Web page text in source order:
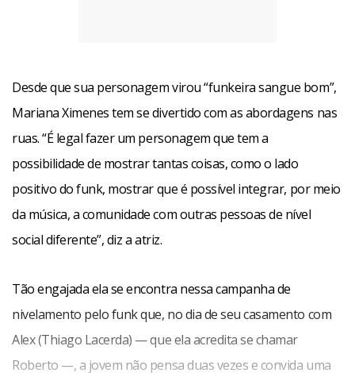
apaixonar”, torce. Como não há sinal de que América esteja
por acabar, tudo é possível.
minissérieEnquanto isso, a atriz já é presença confirmada
na minissérie JK, baseada na vida do presidente Juscelino
Kubitschek e também produzida pela Globo. Vai viver uma
personagem real: Lilian Gonçalves, filha de Nelson
A personagem não aparece de cara. Vai entrar na
passagem da segunda para a terceira fase da trama. “É
uma candanga, batalhadora, que chega com a mãe pobre
Desde que sua personagem virou “funkeira sangue bom”,
Mariana Ximenes tem se divertido com as abordagens nas
ruas. “É legal fazer um personagem que tem a
possibilidade de mostrar tantas coisas, como o lado
positivo do funk, mostrar que é possível integrar, por meio
da música, a comunidade com outras pessoas de nível
social diferente”, diz a atriz.
Tão engajada ela se encontra nessa campanha de
nivelamento pelo funk que, no dia de seu casamento com
Alex (Thiago Lacerda) — que ela acredita se chamar
Roberto —, a jovem não pensa duas vezes e convida uma